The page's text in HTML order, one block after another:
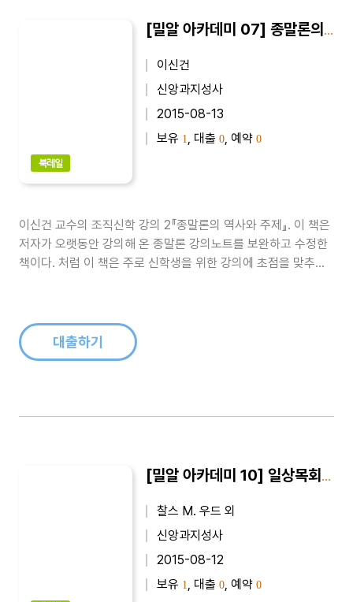
북레일
[밀알 아카데미 07] 종말론의 역사와 주제 : 이신건 교수의 조직신학 강의 2
이신건
신앙과지성사
2015-08-13
보유 1 , 대출 0 , 예약 0
이신건 교수의 조직신학 강의 2『종말론의 역사와 주제』. 이 책은
저자가 오랫동안 강의해 온 종말론 강의노트를 보완하고 수정한
책이다. 처럼 이 책은 주로 신학생을 위한 강의에 초점을 맞추었
대출하기
[밀알 아카데미 10] 일상목회와 신학적 성찰
찰스 M. 우드 외
신앙과지성사
2015-08-12
보유 1 , 대출 0 , 예약 0